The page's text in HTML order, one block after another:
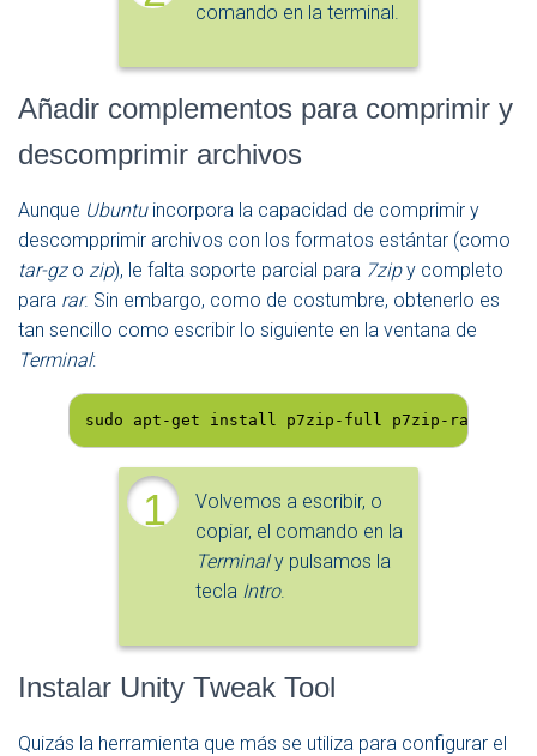
comando en la terminal.
Añadir complementos para comprimir y
descomprimir archivos
Aunque Ubuntuincorpora la capacidad de comprimir y
descompprimir archivos con los formatos estántar (como
tar-gzo zip), le falta soporte parcial para 7zipy completo
para rar. Sin embargo, como de costumbre, obtenerlo es
tan sencillo como escribir lo siguiente en la ventana de
Terminal:
sudo apt-get install p7zip-full p7zip-rar rar
1
Volvemos a escribir, o
copiar, el comando en la
Terminaly pulsamos la
tecla Intro.
Instalar Unity Tweak Tool
Quizás la herramienta que más se utiliza para configurar el